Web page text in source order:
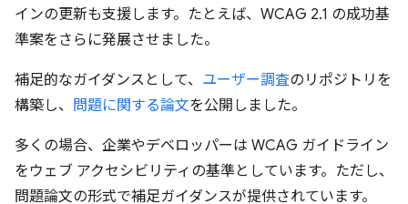
インの更新も支援します。たとえば、WCAG 2.1 の成功基
準案をさらに発展させました。
補足的なガイダンスとして、 ユーザー調査のリポジトリを
構築し、 問題に関する論文を公開しました。
多くの場合、企業やデベロッパーは WCAG ガイドライン
をウェブ アクセシビリティの基準としています。ただし、
問題論文の形式で補足ガイダンスが提供されています。